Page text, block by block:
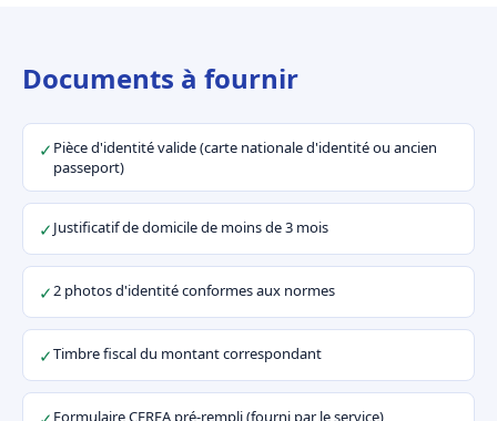
Documents à fournir
✓ Pièce d'identité valide (carte nationale d'identité ou ancien
passeport)
✓Justificatif de domicile de moins de 3 mois
✓2 photos d'identité conformes aux normes
✓Timbre fiscal du montant correspondant
Formulaire CERFA pré-rempli (fourni par le service)